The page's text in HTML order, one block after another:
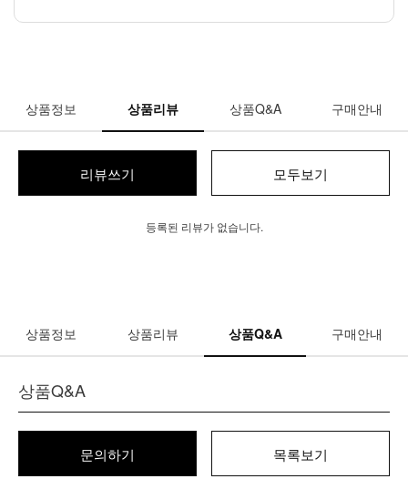
상품정보 상품리뷰 상품Q&A 구매안내
리뷰쓰기 모두보기
등록된 리뷰가 없습니다.
상품정보 상품리뷰 상품Q&A 구매안내
상품Q&A
문의하기 목록보기